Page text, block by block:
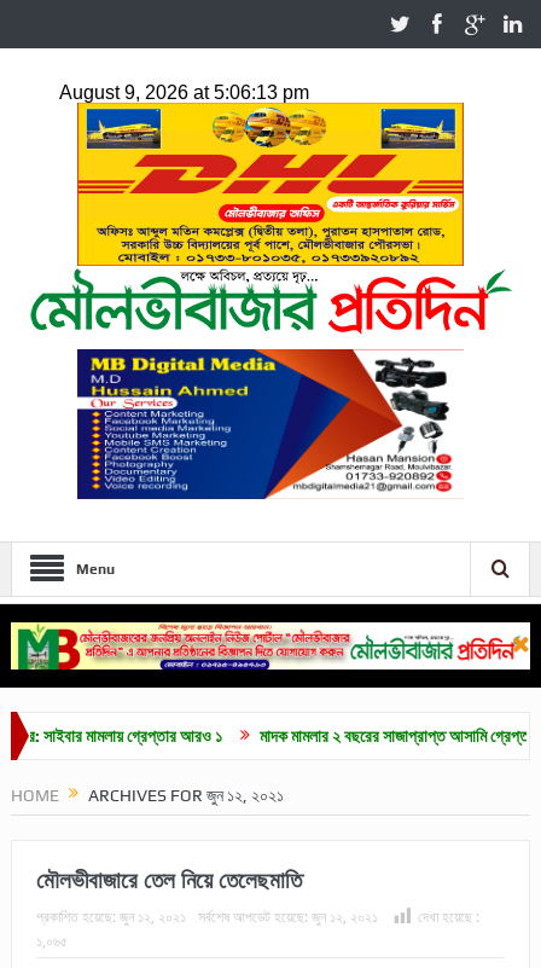
Menu
মামলায় গ্রেপ্তার আরও ১ মাদক মামলার ২ বছরের সাজাপ্রাপ্ত আসামি গ্রেপ্তার
HOME ARCHIVES FOR জুন ১২, ২০২১
মৌলভীবাজারে তেল নিয়ে তেলেছমাতি
প্রকাশিত হয়েছে: জুন ১২, ২০২১ সর্বশেষ আপডেট হয়েছে: জুন ১২, ২০২১
দেখা হয়েছে :
১,০৬৫